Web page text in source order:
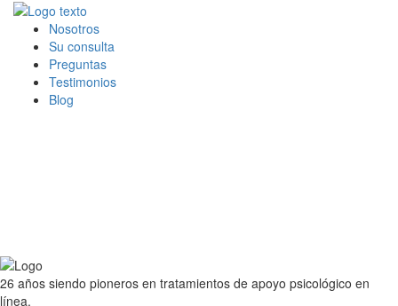
Nosotros
Su consulta
Preguntas
Testimonios
Blog
26 años siendo pioneros en tratamientos de apoyo psicológico en
línea.